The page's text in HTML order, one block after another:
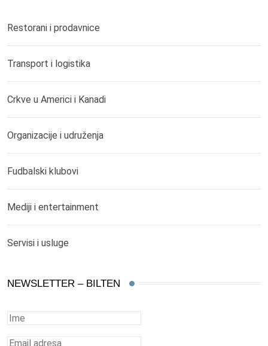
Restorani i prodavnice
Transport i logistika
Crkve u Americi i Kanadi
Organizacije i udruženja
Fudbalski klubovi
Mediji i entertainment
Servisi i usluge
NEWSLETTER – BILTEN